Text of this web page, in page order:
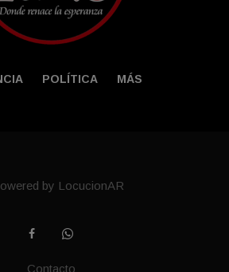
POLÍTICA MÁS
by LocucionAR
Contacto